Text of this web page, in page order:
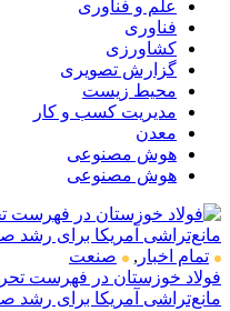
علم و فناوری
فناوری
کشاورزی
گزارش تصویری
محیط زیست
مدیریت کسب و کار
معدن
هوش مصنوعی
هوش مصنوعی
تمام اخبار ,
صنعت
فولاد خوزستان در فهرست
مانع‌تراشی آمریکا برای رشد